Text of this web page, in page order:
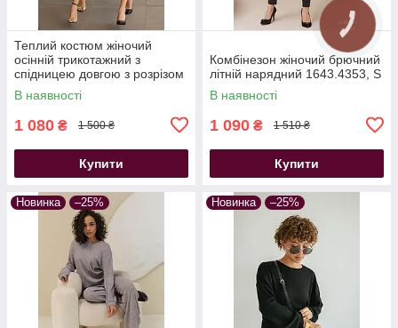
Теплий костюм жіночий
осінній трикотажний з
спідницею довгою з розрізом
бордовий
В наявності
1 080 ₴ 1 500 ₴
Купити
Комбінезон жіночий брючний
літній нарядний 1643.4353, S
В наявності
1 090 ₴ 1 510 ₴
Купити
Новинка –25% Новинка –25%